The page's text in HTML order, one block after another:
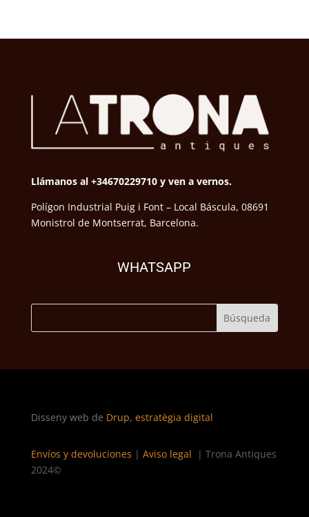
Llámanos al +34670229710 y ven a vernos.
Polígon Industrial Puig i Font – Local Báscula, 08691
Monistrol de Montserrat, Barcelona.
WHATSAPP
Disseny web de Drup, estratègia digital
Envíos y devoluciones | Aviso legal
| Trona Antiques
2024©